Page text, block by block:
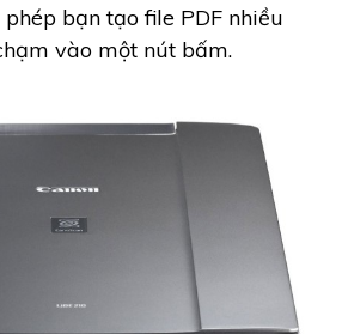
bạn tạo file PDF nhiều
vào một nút bấm.